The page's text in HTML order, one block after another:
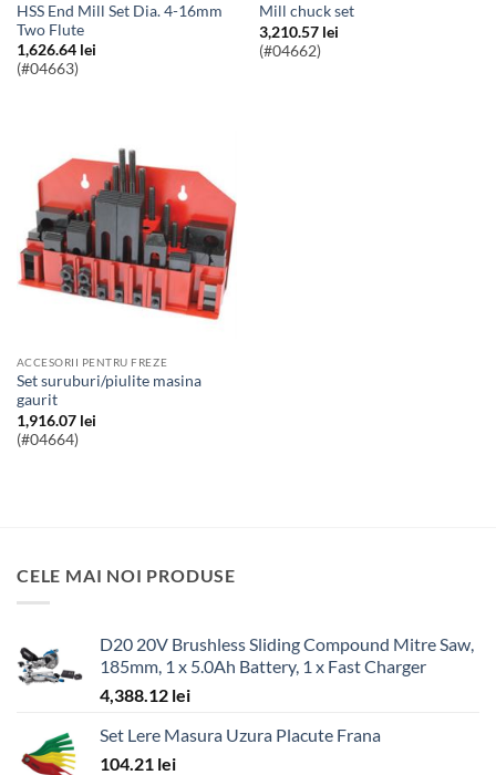
HSS End Mill Set Dia. 4-16mm
Two Flute
1,626.64 lei
(#04663)
mill chuck set
3,210.57 lei
(#04662)
ACCESORII PENTRU FREZE
Set suruburi/piulite masina
gaurit
1,916.07 lei
(#04664)
CELE MAI NOI PRODUSE
D20 20V Brushless Sliding Compound Mitre Saw,
185mm, 1 x 5.0Ah Battery, 1 x Fast Charger
4,388.12 lei
Set Lere Masura Uzura Placute Frana
104.21 lei